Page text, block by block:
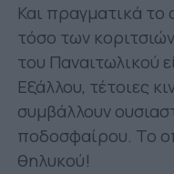
Και πραγματικά
τόσο των
του Παναιτωλικού
Εξάλλου, τέτοιες
συμβάλλουν
ποδοσφαίρου. Το
θηλυκού!